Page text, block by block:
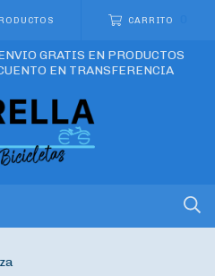
CARRITO
GRATIS EN PRODUCTOS
EN TRANSFERENCIA